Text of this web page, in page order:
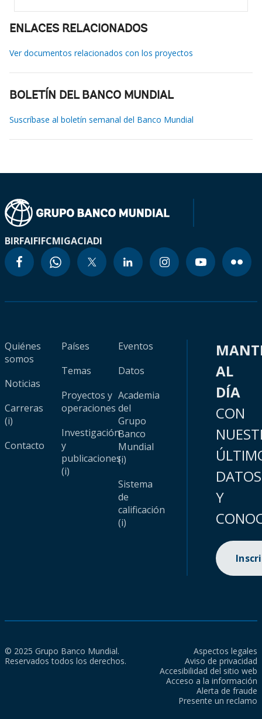
ENLACES RELACIONADOS
Ver documentos relacionados con los proyectos
BOLETÍN DEL BANCO MUNDIAL
Suscríbase al boletín semanal del Banco Mundial
BIRFAIFIFCMIGACIADI
Quiénes
somos
Noticias
Carreras
(i)
Contacto
Países
Temas
Proyectos y
operaciones
Investigación
y
publicaciones
(i)
Eventos
Datos
Academia
del
Grupo
Banco
Mundial
(i)
Sistema
de
calificación
(i)
AL
DÍA
CON
DATOS
Y
© 2025 Grupo Banco Mundial.
Reservados todos los derechos.
Aspectos legales
Aviso de privacidad
Accesibilidad del sitio web
Acceso a la información
Alerta de fraude
Presente un reclamo